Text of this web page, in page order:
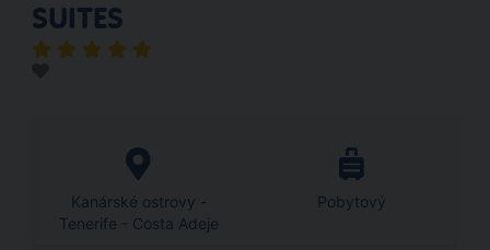
SUITES
Kanárské ostrovy -
Tenerife - Costa Adeje
Pobytový